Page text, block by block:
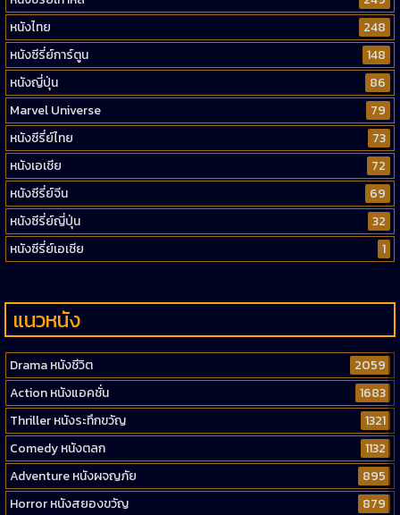
หนังไทย
248
หนังซีรี่ย์การ์ตูน
148
หนังญี่ปุ่น
86
Marvel Universe
79
หนังซีรี่ย์ไทย
73
หนังเอเชีย
72
หนังซีรี่ย์จีน
69
หนังซีรี่ย์ญี่ปุ่น
32
หนังซีรี่ย์เอเชีย
1
แนวหนัง
Drama หนังชีวิต
2059
Action หนังแอคชั่น
1683
Thriller หนังระทึกขวัญ
1321
Comedy หนังตลก
1132
Adventure หนังผจญภัย
895
Horror หนังสยองขวัญ
879